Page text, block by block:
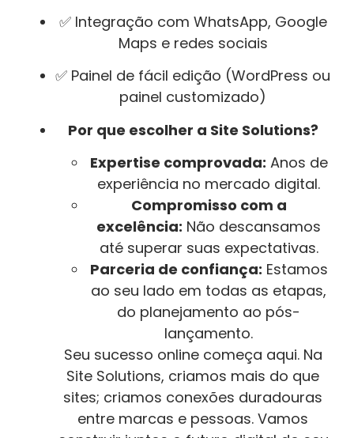
✅ Integração com WhatsApp, Google
Maps e redes sociais
✅ Painel de fácil edição (WordPress ou
painel customizado)
Por que escolher a Site Solutions?
Expertise comprovada: Anos de
experiência no mercado digital.
Compromisso com a
excelência: Não descansamos
até superar suas expectativas.
Parceria de confiança: Estamos
ao seu lado em todas as etapas,
do planejamento ao pós-
lançamento.
Seu sucesso online começa aqui. Na
Site Solutions, criamos mais do que
sites; criamos conexões duradouras
entre marcas e pessoas. Vamos